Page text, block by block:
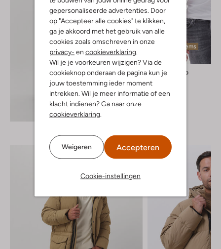
gepersonaliseerde advertenties. Door
op "Accepteer alle cookies" te klikken,
ga je akkoord met het gebruik van alle
cookies zoals omschreven in onze
privacy- en cookieverklaring
Wil je je voorkeuren wijzigen? Via de
cookieknop onderaan de pagina kun je
jouw toestemming ieder moment
intrekken. Wil je meer informatie of een
klacht indienen? Ga naar onze
cookieverklaring
Weigeren Accepteren
Cookie-instellingen
Ontdek de look
Laatste items
Profuomo